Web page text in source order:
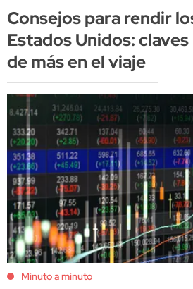
Consejos para rendir
Estados Unidos:
de más en el viaje
Minuto a minuto